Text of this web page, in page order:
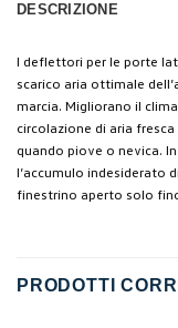
DESCRIZIONE
I deflettori per le porte
scarico aria ottimale
marcia. Migliorano il
circolazione di aria
quando piove o nevica.
l’accumulo indesiderato
finestrino aperto solo
PRODOTTI